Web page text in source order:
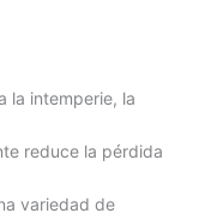
la intemperie, la
reduce la pérdida
variedad de